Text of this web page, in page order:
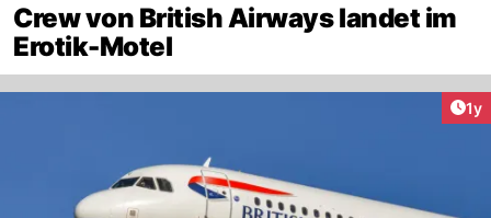
Crew von British Airways landet im
Erotik-Motel
1y